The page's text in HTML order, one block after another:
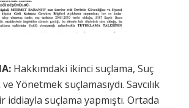
Hakkımdaki ikinci suçlama, Suç
Yönetmek suçlamasıydı. Savcılık
iddiayla suçlama yapmıştı. Ortada